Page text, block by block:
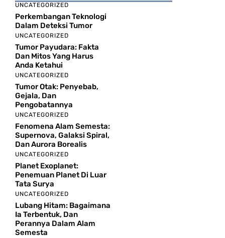
UNCATEGORIZED
Perkembangan Teknologi
Dalam Deteksi Tumor
UNCATEGORIZED
Tumor Payudara: Fakta
Dan Mitos Yang Harus
Anda Ketahui
UNCATEGORIZED
Tumor Otak: Penyebab,
Gejala, Dan
Pengobatannya
UNCATEGORIZED
Fenomena Alam Semesta:
Supernova, Galaksi Spiral,
Dan Aurora Borealis
UNCATEGORIZED
Planet Exoplanet:
Penemuan Planet Di Luar
Tata Surya
UNCATEGORIZED
Lubang Hitam: Bagaimana
Ia Terbentuk, Dan
Perannya Dalam Alam
Semesta